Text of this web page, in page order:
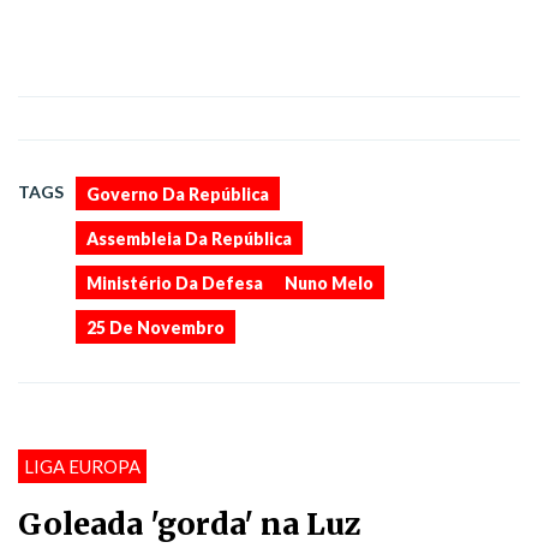
TAGS Governo Da República
Assembleia Da República
Ministério Da Defesa Nuno Melo
25 De Novembro
LIGA EUROPA
Goleada 'gorda' na Luz